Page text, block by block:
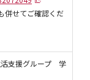
併せてご確認くだ
活支援グループ 学